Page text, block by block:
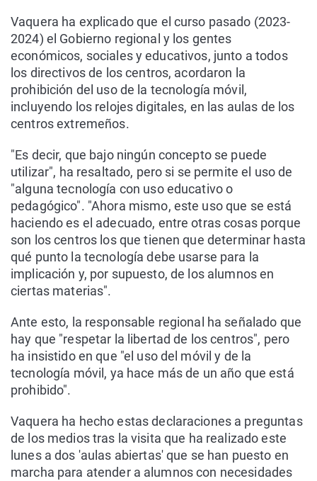
Vaquera ha explicado que el curso pasado (2023-
2024) el Gobierno regional y los gentes
económicos, sociales y educativos, junto a todos
los directivos de los centros, acordaron la
prohibición del uso de la tecnología móvil,
incluyendo los relojes digitales, en las aulas de los
centros extremeños.
"Es decir, que bajo ningún concepto se puede
utilizar", ha resaltado, pero si se permite el uso de
"alguna tecnología con uso educativo o
pedagógico". "Ahora mismo, este uso que se está
haciendo es el adecuado, entre otras cosas porque
son los centros los que tienen que determinar hasta
qué punto la tecnología debe usarse para la
implicación y, por supuesto, de los alumnos en
ciertas materias".
Ante esto, la responsable regional ha señalado que
hay que "respetar la libertad de los centros", pero
ha insistido en que "el uso del móvil y de la
tecnología móvil, ya hace más de un año que está
prohibido".
Vaquera ha hecho estas declaraciones a preguntas
de los medios tras la visita que ha realizado este
lunes a dos 'aulas abiertas' que se han puesto en
marcha para atender a alumnos con necesidades